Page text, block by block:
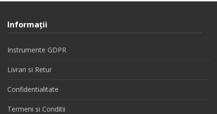
Informaţii
Instrumente GDPR
Livrari si Retur
Confidentialitate
Termeni si Conditii